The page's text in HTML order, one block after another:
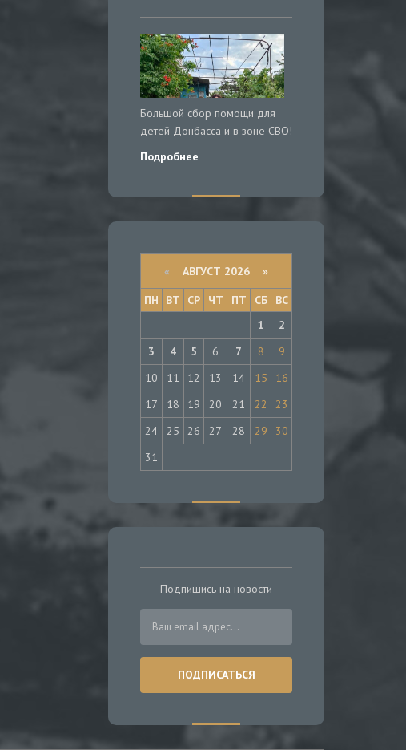
Большой сбор помощи для
детей Донбасса и в зоне СВО!
Подробнее
« АВГУСТ 2026 »
ПН
ВТ СР ЧТ ПТ СБ
ВС
1
2
3
4 5 6 7 8
9
10
11 12 13 14 15
16
17
18 19 20 21 22
23
24
25 26 27 28 29
30
31
Подпишись на новости